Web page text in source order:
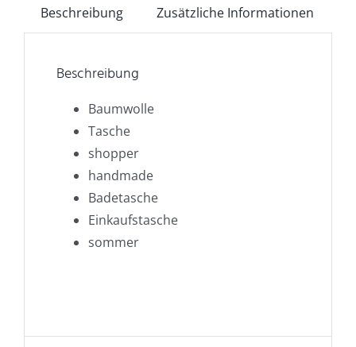
Beschreibung Zusätzliche Informationen
Beschreibung
Baumwolle
Tasche
shopper
handmade
Badetasche
Einkaufstasche
sommer